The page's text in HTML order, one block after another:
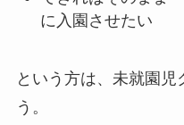
に入園させたい
という方は、未就園児
う。